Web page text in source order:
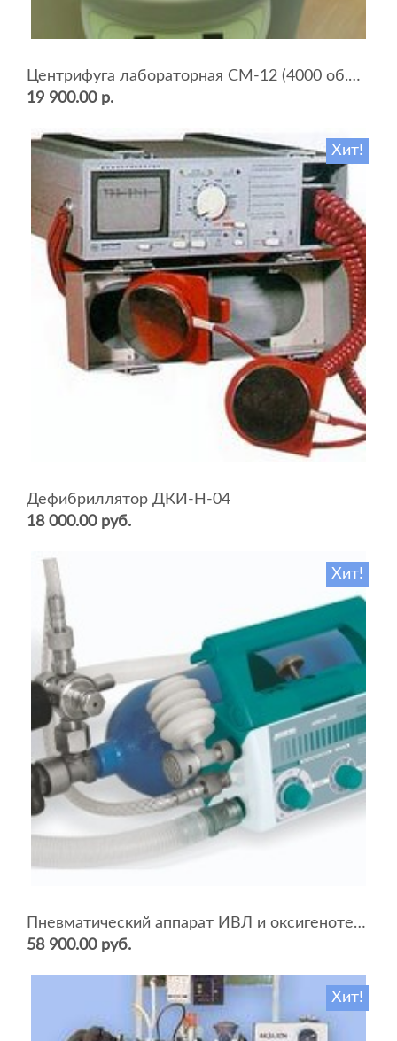
Центрифуга лабораторная СМ-12 (4000 об.мин, 12 пробирок)
19 900.00 р.
Хит!
Дефибриллятор ДКИ-Н-04
18 000.00 руб.
Хит!
Пневматический аппарат ИВЛ и оксигенотерапии портативный АИВЛп-2/20-«ТМТ»
58 900.00 руб.
Хит!